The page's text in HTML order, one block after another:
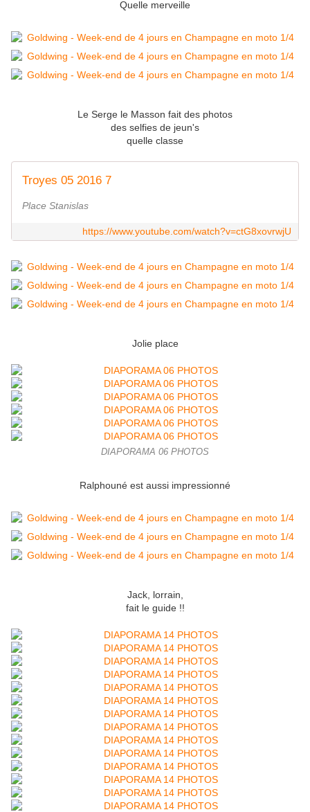
Quelle merveille
Le Serge le Masson fait des photos
des selfies de jeun's
quelle classe
Troyes 05 2016 7
Place Stanislas
https://www.youtube.com/watch?v=ctG8xovrwjU
Jolie place
DIAPORAMA 06 PHOTOS
Ralphouné est aussi impressionné
Jack, lorrain,
fait le guide !!